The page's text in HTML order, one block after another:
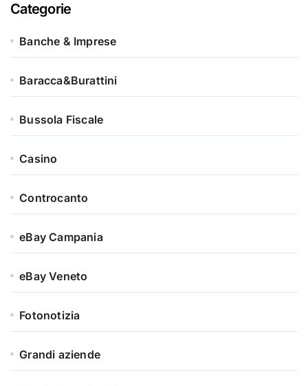
Categorie
Banche & Imprese
Baracca&Burattini
Bussola Fiscale
Casino
Controcanto
eBay Campania
eBay Veneto
Fotonotizia
Grandi aziende